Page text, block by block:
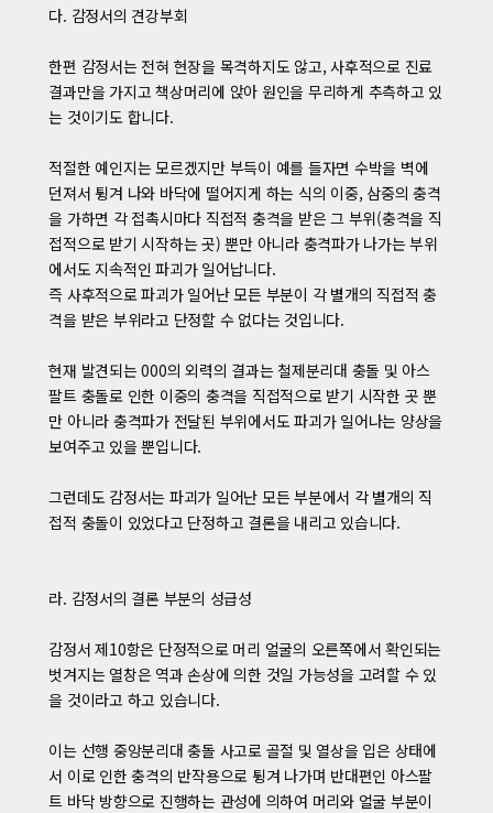
다. 감정서의 견강부회
한편 감정서는 전혀 현장을 목격하지도 않고, 사후적으로 진료
결과만을 가지고 책상머리에 앉아 원인을 무리하게 추측하고 있
는 것이기도 합니다.
적절한 예인지는 모르겠지만 부득이 예를 들자면 수박을 벽에
던져서 튕겨 나와 바닥에 떨어지게 하는 식의 이중, 삼중의 충격
을 가하면 각 접촉시마다 직접적 충격을 받은 그 부위(충격을 직
접적으로 받기 시작하는 곳) 뿐만 아니라 충격파가 나가는 부위
에서도 지속적인 파괴가 일어납니다.
즉 사후적으로 파괴가 일어난 모든 부분이 각 별개의 직접적 충
격을 받은 부위라고 단정할 수 없다는 것입니다.
현재 발견되는 000의 외력의 결과는 철제분리대 충돌 및 아스
팔트 충돌로 인한 이중의 충격을 직접적으로 받기 시작한 곳 뿐
만 아니라 충격파가 전달된 부위에서도 파괴가 일어나는 양상을
보여주고 있을 뿐입니다.
그런데도 감정서는 파괴가 일어난 모든 부분에서 각 별개의 직
접적 충돌이 있었다고 단정하고 결론을 내리고 있습니다.
라. 감정서의 결론 부분의 성급성
감정서 제10항은 단정적으로 머리 얼굴의 오른쪽에서 확인되는
벗겨지는 열창은 역과 손상에 의한 것일 가능성을 고려할 수 있
을 것이라고 하고 있습니다.
이는 선행 중앙분리대 충돌 사고로 골절 및 열상을 입은 상태에
서 이로 인한 충격의 반작용으로 튕겨 나가며 반대편인 아스팔
트 바닥 방향으로 진행하는 관성에 의하여 머리와 얼굴 부분이